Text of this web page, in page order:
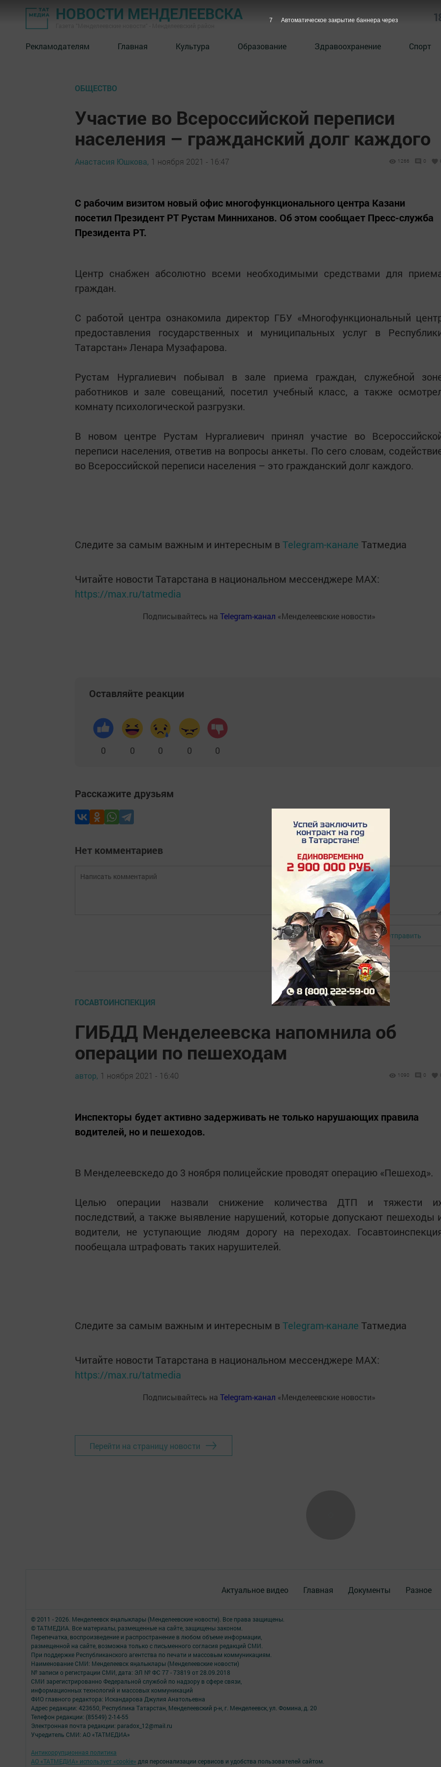
НОВОСТИ МЕНДЕЛЕЕВСКА
Рекламодателям Главная Культура Образование Здравоохранение Спорт
ОБЩЕСТВО
Участие во Всероссийской переписи
населения – гражданский долг каждого
Анастасия Юшкова, 1 ноября 2021 - 16:47 1266 0
С рабочим визитом новый офис многофункционального центра Казани
посетил Президент РТ Рустам Минниханов. Об этом сообщает Пресс-служба
Президента РТ.
Центр снабжен абсолютно всеми необходимыми средствами для
граждан.
С работой центра ознакомила директор ГБУ «Многофункциональный
предоставления государственных и муниципальных услуг в
Татарстан» Ленара Музафарова.
Рустам Нургалиевич побывал в зале приема граждан, служебной
работников и зале совещаний, посетил учебный класс, а также
комнату психологической разгрузки.
В новом центре Рустам Нургалиевич принял участие во
переписи населения, ответив на вопросы анкеты. По сего словам,
во Всероссийской переписи населения – это гражданский долг каждого.
Следите за самым важным и интересным в Telegram-канале Татмедиа
Читайте новости Татарстана в национальном мессенджере MАХ:
https://max.ru/tatmedia
Подписывайтесь на Telegram-канал «Менделеевские новости»
Оставляйте реакции
0 0 0 0 0
Расскажите друзьям
Нет комментариев
Авторизоваться Отправить
ГОСАВТОИНСПЕКЦИЯ
ГИБДД Менделеевска напомнила об
операции по пешеходам
автор, 1 ноября 2021 - 16:40 1090 0
Инспекторы будет активно задерживать не только нарушающих правила
водителей, но и пешеходов.
В Менделеевскедо до 3 ноября полицейские проводят операцию «Пешеход».
Целью операции назвали снижение количества ДТП и тяжести
последствий, а также выявление нарушений, которые допускают пешеходы
водители, не уступающие людям дорогу на переходах.
пообещала штрафовать таких нарушителей.
Следите за самым важным и интересным в Telegram-канале Татмедиа
Читайте новости Татарстана в национальном мессенджере MАХ:
https://max.ru/tatmedia
Подписывайтесь на Telegram-канал «Менделеевские новости»
Перейти на страницу новости
Актуальное видео Главная Документы Разное
© 2011 - 2026. Менделеевск яӊалыклары (Менделеевские новости). Все права защищены.
© ТАТМЕДИА. Все материалы, размещенные на сайте, защищены законом.
Перепечатка, воспроизведение и распространение в любом объеме информации,
размещенной на сайте, возможна только с письменного согласия редакций СМИ.
При поддержке Республиканского агентства по печати и массовым коммуникациям.
Наименование СМИ: Менделеевск яӊалыклары (Менделеевские новости)
№ записи о регистрации СМИ, дата: ЭЛ № ФС 77 - 73819 от 28.09.2018
СМИ зарегистрированно Федеральной службой по надзору в сфере связи,
информационных технологий и массовых коммуникаций
ФИО главного редактора: Искандарова Джулия Анатольевна
Адрес редакции: 423650, Республика Татарстан, Менделеевский р-н, г. Менделеевск, ул. Фомина, д. 20
Телефон редакции: (85549) 2-14-55
Электронная почта редакции: paradox_12@mail.ru
Учредитель СМИ: АО «ТАТМЕДИА»
Антикоррупционная политика
АО «ТАТМЕДИА» использует «cookie» для персонализации сервисов и удобства пользователей сайтом.
7 Автоматическое закрытие баннера через